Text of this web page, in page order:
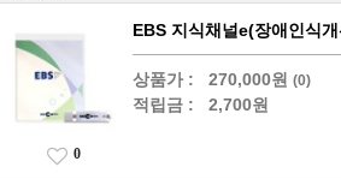
EBS 지식채널e(장애인식
상품가 : 270,000원 (0)
적립금 : 2,700원
0